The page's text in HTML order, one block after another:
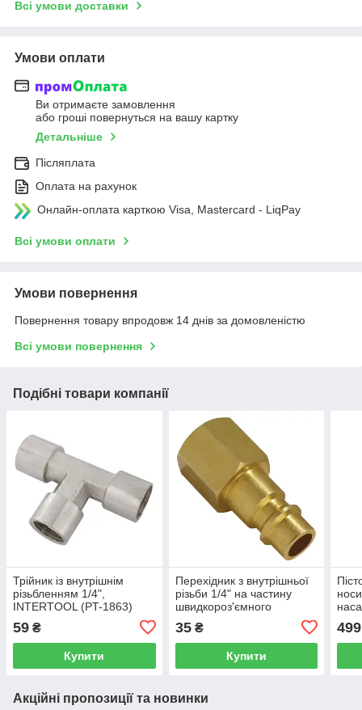
Всі умови доставки
Умови оплати
Ви отримаєте замовлення
або гроші повернуться на вашу картку
Детальніше
Післяплата
Оплата на рахунок
Онлайн-оплата карткою Visa, Mastercard - LiqPay
Всі умови оплати
Умови повернення
Повернення товару впродовж 14 днів за домовленістю
Всі умови повернення
Подібні товари компанії
Трійник із внутрішнім
різьбленням 1/4",
INTERTOOL (PT-1863)
59 ₴
Купити
Перехідник з внутрішньої
різьби 1/4" на частину
швидкороз'ємного
INTERTOOL (PT-1848)
35₴
Купити
499
Акційні пропозиції та новинки